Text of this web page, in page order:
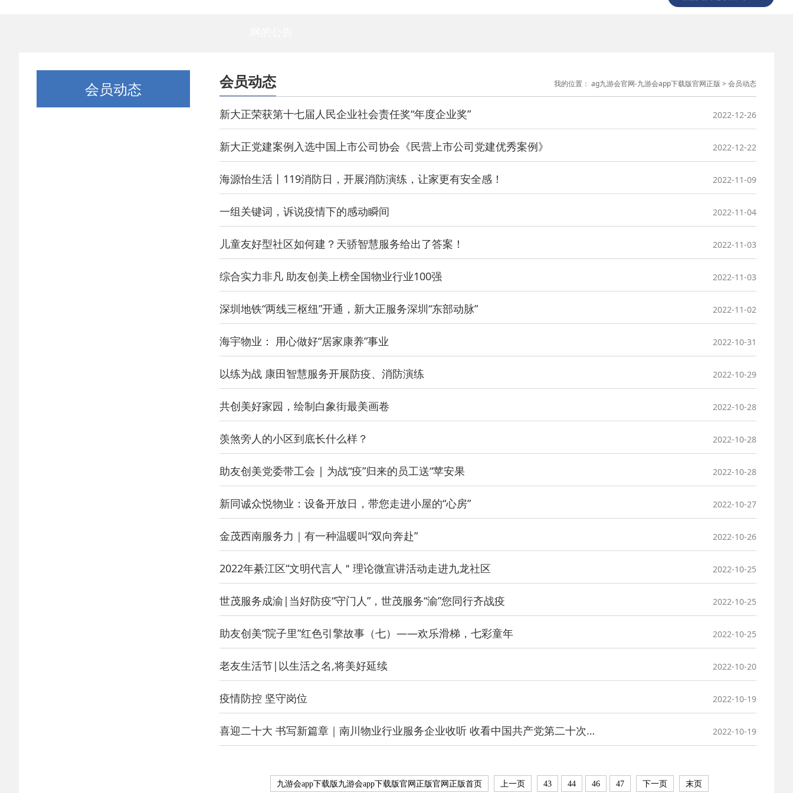
会员动态 会员动态 我的位置： ag九游会官网-九游会app下载版官网正版 > 会员动态
新大正荣获第十七届人民企业社会责任奖“年度企业奖” 2022-12-26
新大正党建案例入选中国上市公司协会《民营上市公司党建优秀案例》 2022-12-22
海源怡生活丨119消防日，开展消防演练，让家更有安全感！ 2022-11-09
一组关键词，诉说疫情下的感动瞬间 2022-11-04
儿童友好型社区如何建？天骄智慧服务给出了答案！ 2022-11-03
综合实力非凡 助友创美上榜全国物业行业100强 2022-11-03
深圳地铁“两线三枢纽”开通，新大正服务深圳“东部动脉” 2022-11-02
海宇物业： 用心做好“居家康养”事业 2022-10-31
以练为战 康田智慧服务开展防疫、消防演练 2022-10-29
共创美好家园，绘制白象街最美画卷 2022-10-28
羡煞旁人的小区到底长什么样？ 2022-10-28
助友创美党委带工会 | 为战“疫”归来的员工送“苹安果 2022-10-28
新同诚众悦物业：设备开放日，带您走进小屋的“心房” 2022-10-27
金茂西南服务力｜有一种温暖叫“双向奔赴” 2022-10-26
2022年綦江区“文明代言人＂理论微宣讲活动走进九龙社区 2022-10-25
世茂服务成渝|当好防疫“守门人”，世茂服务“渝”您同行齐战疫 2022-10-25
助友创美“院子里”红色引擎故事（七）——欢乐滑梯，七彩童年 2022-10-25
老友生活节|以生活之名,将美好延续 2022-10-20
疫情防控 坚守岗位 2022-10-19
喜迎二十大 书写新篇章｜南川物业行业服务企业收听 收看中国共产党第二十次全国代表大会开幕会 2022-10-19
九游会app下载版九游会app下载版官网正版官网正版首页 上一页 43 44 46 47 下一页 末页